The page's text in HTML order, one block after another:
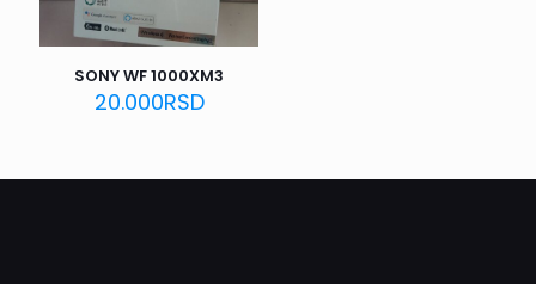
SONY WF 1000XM3
20.000RSD